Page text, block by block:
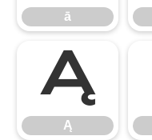
ā
Ą
Ą